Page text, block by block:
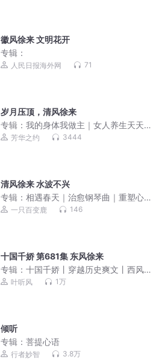
徽风徐来 文明花开
专辑：
人民日报海外网 71
岁月压顶，清风徐来
专辑：我的身体我做主｜女人养生天天
讲 芳华之约 3444
清风徐来 水波不兴
专辑：相遇春天｜治愈钢琴曲｜重塑心
灵 唤醒内在疗愈力
一只百变鹿 146
十国千娇 第681集 东风徐来
专辑：十国千娇丨穿越历史爽文丨西风
紧著丨多人有声剧
叶听风 1万
倾听
专辑：菩提心语
行者妙智 3.8万